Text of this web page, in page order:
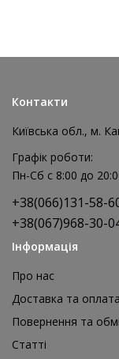
Реквізит для
Контакти
Київська обл., м.
Графік роботи:
Пн-Сб с 8:00 до
+38(066)131-58-
+38(067)968-30-
Інформація
Про нас
Доставка та оплата
Повернення та
Статті